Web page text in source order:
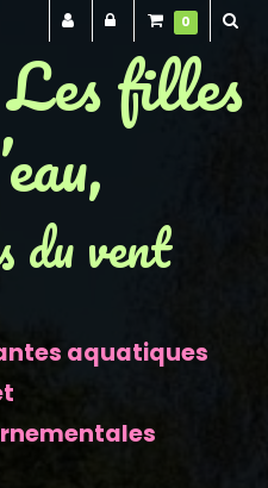
filles
du vent
aquatiques
0